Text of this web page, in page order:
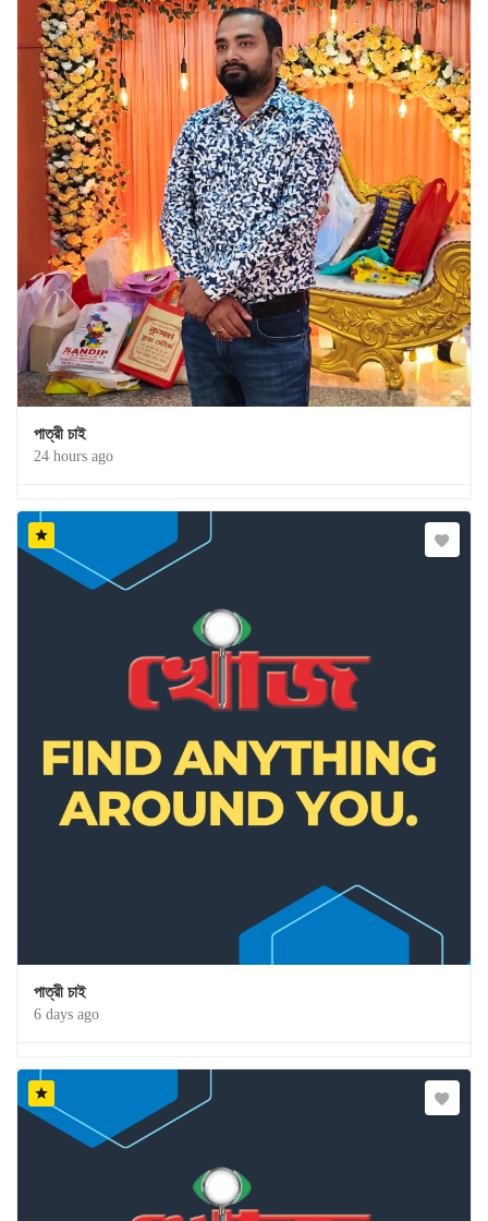
পাত্রী চাই
24 hours ago
পাত্রী চাই
6 days ago